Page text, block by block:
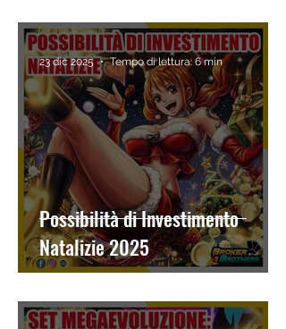
Possibilità di Investimento
Natalizie 2025
23 dic 2025 Tempo di lettura: 6 min